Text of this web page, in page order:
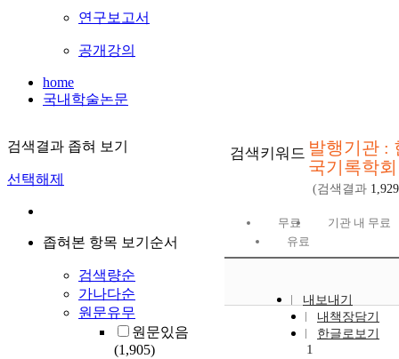
연구보고서
공개강의
home
국내학술논문
검색결과 좁혀 보기
선택해제
좁혀본 항목 보기순서
검색량순
가나다순
원문유무
원문있음
(1,905)
검색키워드 발행기관 :
국기록학회
(검색결과 1,929
무료
기관 내 무료
유료
내보내기
내책장담기
한글로보기
1